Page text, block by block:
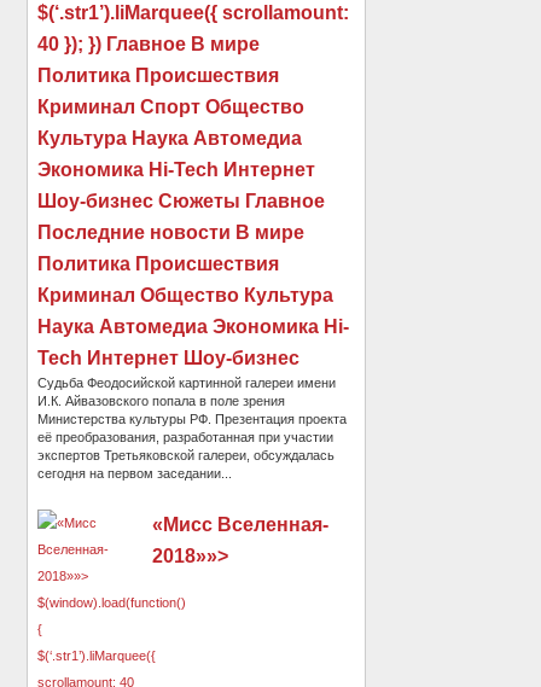
$(‘.str1’).liMarquee({ scrollamount:
40 }); }) Главное В мире
Политика Происшествия
Криминал Спорт Общество
Культура Наука Автомедиа
Экономика Hi-Tech Интернет
Шоу-бизнес Сюжеты Главное
Последние новости В мире
Политика Происшествия
Криминал Общество Культура
Наука Автомедиа Экономика Hi-
Tech Интернет Шоу-бизнес
Судьба Феодосийской картинной галереи имени
И.К. Айвазовского попала в поле зрения
Министерства культуры РФ. Презентация проекта
её преобразования, разработанная при участии
экспертов Третьяковской галереи, обсуждалась
сегодня на первом заседании...
«Мисс Вселенная-
2018»»>